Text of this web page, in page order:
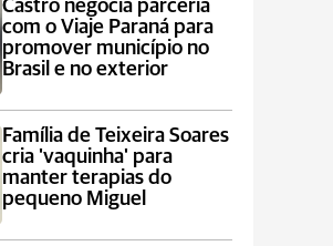
Castro negocia parceria
com o Viaje Paraná para
promover município no
Brasil e no exterior
Família de Teixeira Soares
cria 'vaquinha' para
manter terapias do
pequeno Miguel